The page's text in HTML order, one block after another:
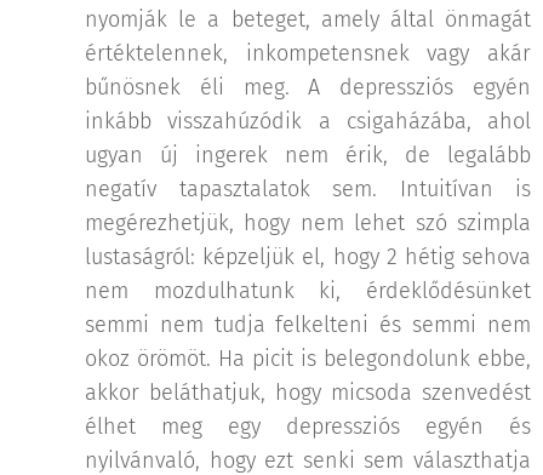
nyomják le a beteget, amely által önmagát
értéktelennek, inkompetensnek vagy akár
bűnösnek éli meg. A depressziós egyén
inkább visszahúzódik a csigaházába, ahol
ugyan új ingerek nem érik, de legalább
negatív tapasztalatok sem. Intuitívan is
megérezhetjük, hogy nem lehet szó szimpla
lustaságról: képzeljük el, hogy 2 hétig sehova
nem mozdulhatunk ki, érdeklődésünket
semmi nem tudja felkelteni és semmi nem
okoz örömöt. Ha picit is belegondolunk ebbe,
akkor beláthatjuk, hogy micsoda szenvedést
élhet meg egy depressziós egyén és
nyilvánvaló, hogy ezt senki sem választhatja